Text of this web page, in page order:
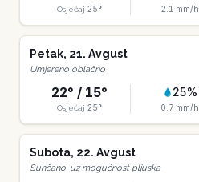
Osjećaj 25° 2.1 mm/h
Petak, 21. Avgust
Umjereno oblačno
22° / 15°
Osjećaj 25°
25%
0.7 mm/h
Subota, 22. Avgust
Sunčano, uz mogućnost pljuska